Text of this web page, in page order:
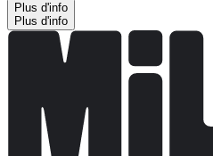
Plus d'info
Plus d'info